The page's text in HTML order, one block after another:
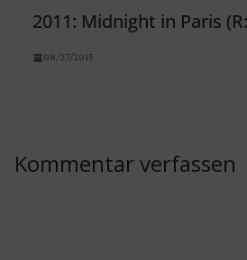
2011: Midnight in Paris
08/27/2015
Kommentar verfassen